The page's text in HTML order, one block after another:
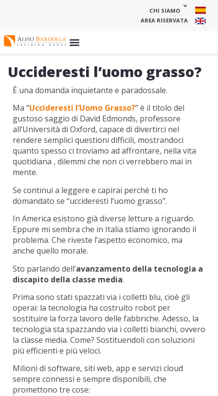
CHI SIAMO
AREA RISERVATA
Uccideresti l’uomo grasso?
È una domanda inquietante e paradossale.
Ma “Uccideresti l’Uomo Grasso?” è il titolo del
gustoso saggio di David Edmonds, professore
all’Università di Oxford, capace di divertirci nel
rendere semplici questioni difficili, mostrandoci
quanto spesso ci troviamo ad affrontare, nella vita
quotidiana , dilemmi che non ci verrebbero mai in
mente.
Se continui a leggere e capirai perchè ti ho
domandato se “uccideresti l’uomo grasso”.
In America esistono già diverse letture a riguardo.
Eppure mi sembra che in Italia stiamo ignorando il
problema. Che riveste l’aspetto economico, ma
anche quello morale.
Sto parlando dell’avanzamento della tecnologia a
discapito della classe media.
Prima sono stati spazzati via i colletti blu, cioè gli
operai: la tecnologia ha costruito robot per
sostituire la forza lavoro delle fabbriche. Adesso, la
tecnologia sta spazzando via i colletti bianchi, ovvero
la classe media. Come? Sostituendoli con soluzioni
più efficienti e più veloci.
Milioni di software, siti web, app e servizi cloud
sempre connessi e sempre disponibili, che
promettono tre cose: